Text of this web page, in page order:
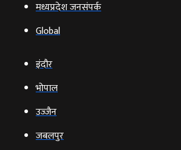
मध्यप्रदेश जनसंपर्क
Global
इंदौर
भोपाल
उज्‍जैन
जबलपुर